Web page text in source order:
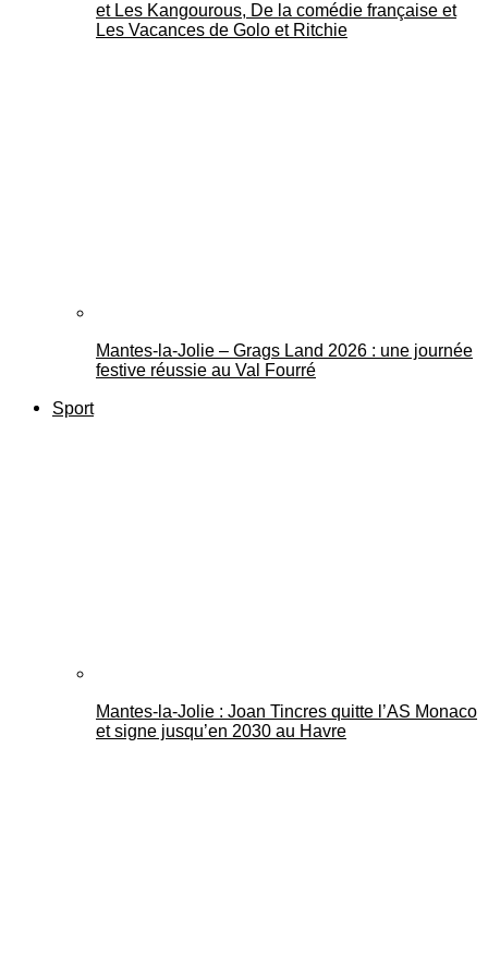
et Les Kangourous, De la comédie française et
Les Vacances de Golo et Ritchie
Mantes-la-Jolie – Grags Land 2026 : une journée
festive réussie au Val Fourré
Sport
Mantes-la-Jolie : Joan Tincres quitte l’AS Monaco
et signe jusqu’en 2030 au Havre